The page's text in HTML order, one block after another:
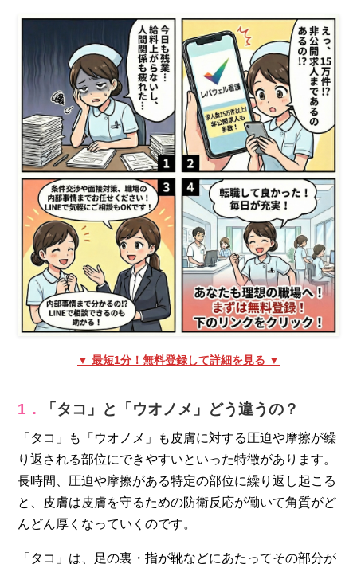
▼ 最短1分！無料登録して詳細を見る ▼
1． 「タコ」と「ウオノメ」どう違うの？
「タコ」も「ウオノメ」も皮膚に対する圧迫や摩擦が繰
り返される部位にできやすいといった特徴があります。
長時間、圧迫や摩擦がある特定の部位に繰り返し起こる
と、皮膚は皮膚を守るための防衛反応が働いて角質がど
んどん厚くなっていくのです。
「タコ」は、足の裏・指が靴などにあたってその部分が